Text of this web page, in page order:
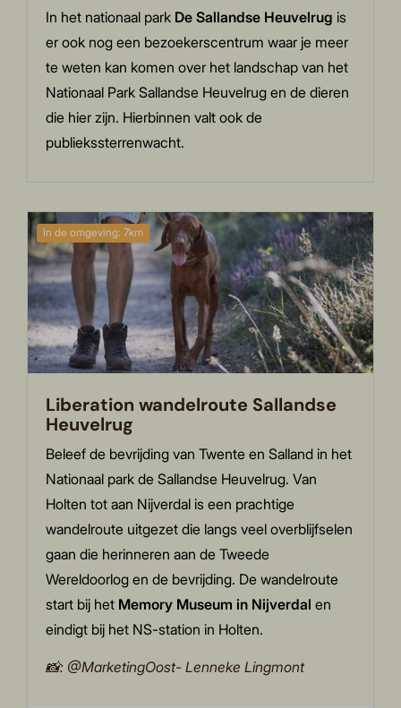
In het nationaal park De Sallandse Heuvelrug is
er ook nog een bezoekerscentrum waar je meer
te weten kan komen over het landschap van het
Nationaal Park Sallandse Heuvelrug en de dieren
die hier zijn. Hierbinnen valt ook de
publiekssterrenwacht.
In de omgeving: 7km
Liberation wandelroute Sallandse
Heuvelrug
Beleef de bevrijding van Twente en Salland in het
Nationaal park de Sallandse Heuvelrug. Van
Holten tot aan Nijverdal is een prachtige
wandelroute uitgezet die langs veel overblijfselen
gaan die herinneren aan de Tweede
Wereldoorlog en de bevrijding. De wandelroute
start bij het Memory Museum in Nijverdal en
eindigt bij het NS-station in Holten.
📸: @MarketingOost- Lenneke Lingmont